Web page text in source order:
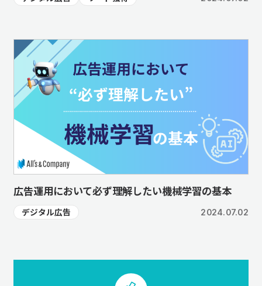
広告運用において必ず理解したい機械学習の基本
デジタル広告 2024.07.02